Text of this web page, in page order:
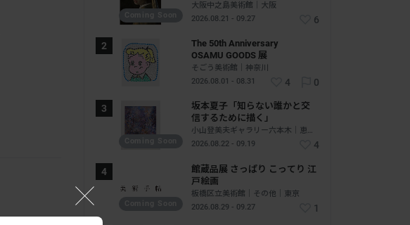
大阪中之島美術館｜大阪
2026.08.21 - 09.27
6
The 50th Anniversary
OSAMU GOODS 展
そごう美術館｜神奈川
2026.08.01 - 08.31
4 0
坂本夏子「知らない誰かと交
信するために描く」
小山登美夫ギャラリー六本木｜恵比寿 - 六本木｜東京
2026.08.22 - 09.19
4
館蔵品展 さっぱり こってり 江
戸絵画
板橋区立美術館｜その他｜東京
2026.08.29 - 09.27
1